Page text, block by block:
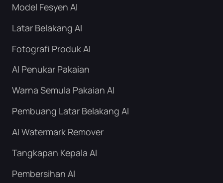
Model Fesyen AI
Latar Belakang AI
Fotografi Produk AI
AI Penukar Pakaian
Warna Semula Pakaian AI
Pembuang Latar Belakang AI
AI Watermark Remover
Tangkapan Kepala AI
Pembersihan AI